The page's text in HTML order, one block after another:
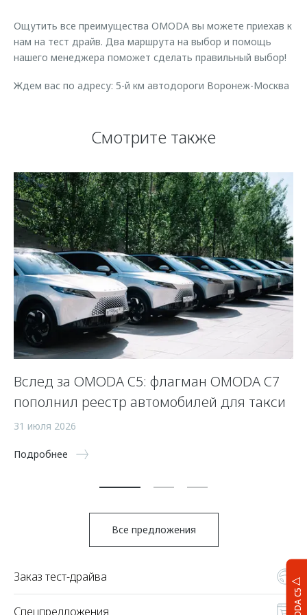
Кредитный калькулятор
Аксессуары
Одежда и сувениры
Калькулятор трейд-ин
O&J Автоклуб
Клуб владельцев OMODA
Приложение O&J
Одежда и сувениры
Запчасти
Ощутить все преимущества OMODA вы можете приехав к
нам на тест драйв. Два маршрута на выбор и помощь
нашего менеджера поможет сделать правильный выбор!
Ждем вас по адресу: 5-й км автодороги Воронеж-Москва
Смотрите также
Вслед за OMODA C5: флагман OMODA C7
пополнил реестр автомобилей для такси
31 июля 2026
Подробнее
Все предложения
Заказ тест-драйва
Спецпредложения